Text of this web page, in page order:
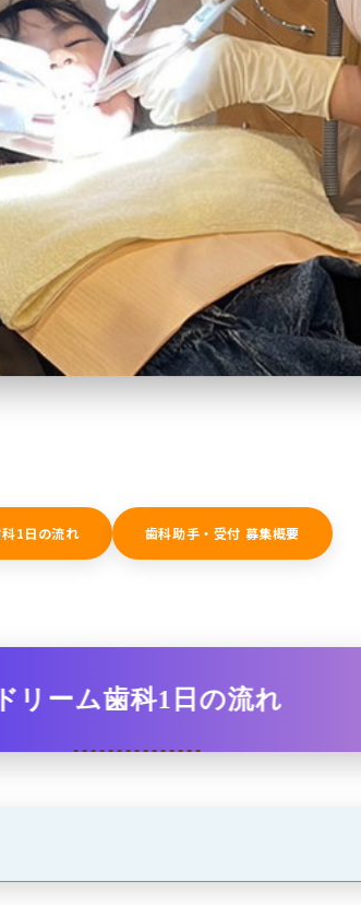
1日の流れ 歯科助手・受付 募集概要
ーム歯科1日の流れ